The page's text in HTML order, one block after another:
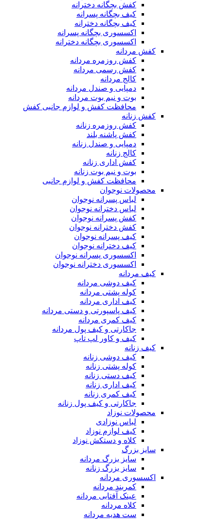
کفش بچگانه دخترانه
کیف بچگانه پسرانه
کیف بچگانه دخترانه
اکسسوری بچگانه پسرانه
اکسسوری بچگانه دخترانه
کفش مردانه
کفش روزمره مردانه
کفش رسمی مردانه
کالج مردانه
دمپایی و صندل مردانه
بوت و نیم بوت مردانه
محافظت کفش و لوازم جانبی کفش
کفش زنانه
کفش روزمره زنانه
کفش پاشنه بلند
دمپایی و صندل زنانه
کالج زنانه
کفش اداری زنانه
بوت و نیم بوت زنانه
محافظت کفش و لوازم جانبی
محصولات نوجوان
لباس پسرانه نوجوان
لباس دخترانه نوجوان
کفش پسرانه نوجوان
کفش دخترانه نوجوان
کیف پسرانه نوجوان
کیف دخترانه نوجوان
اکسسوری پسرانه نوجوان
اکسسوری دخترانه نوجوان
کیف مردانه
کیف دوشی مردانه
کوله پشتی مردانه
کیف اداری مردانه
کیف پاسپورتی و دستی مردانه
کیف کمری مردانه
جاکارتی و کیف پول مردانه
کیف و کاور لپ تاپ
کیف زنانه
کیف دوشی زنانه
کوله پشتی زنانه
کیف دستی زنانه
کیف اداری زنانه
کیف کمری زنانه
جاکارتی و کیف پول زنانه
محصولات نوزاد
لباس نوزادی
کیف لوازم نوزاد
کلاه و دستکش نوزاد
سایز بزرگ
سایز بزرگ مردانه
سایز بزرگ زنانه
اکسسوری مردانه
کمربند مردانه
عینک آفتابی مردانه
کلاه مردانه
ست هدیه مردانه